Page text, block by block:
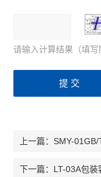
请输入计算结果（填
上一篇： SMY-
下一篇： LT-03A包